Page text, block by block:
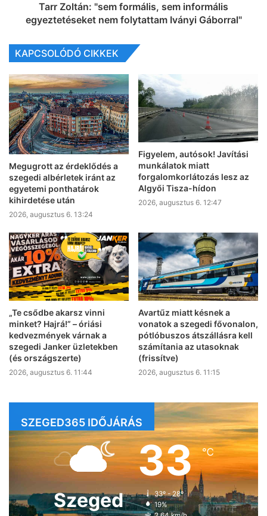
Tarr Zoltán: "sem formális, sem informális
egyeztetéseket nem folytattam Iványi Gáborral"
KAPCSOLÓDÓ CIKKEK
Megugrott az érdeklődés a
szegedi albérletek iránt az
egyetemi ponthatárok
kihirdetése után
2026, augusztus 6. 13:24
Figyelem, autósok! Javítási
munkálatok miatt
forgalomkorlátozás lesz az
Algyői Tisza-hídon
2026, augusztus 6. 12:47
„Te csődbe akarsz vinni
minket? Hajrá!” – óriási
kedvezmények várnak a
szegedi Janker üzletekben
(és országszerte)
2026, augusztus 6. 11:44
Avartűz miatt késnek a
vonatok a szegedi fővonalon,
pótlóbuszos átszállásra kell
számítania az utasoknak
(frissítve)
2026, augusztus 6. 11:15
SZEGED365 IDŐJÁRÁS
Szeged
33℃
33º - 28º
19%